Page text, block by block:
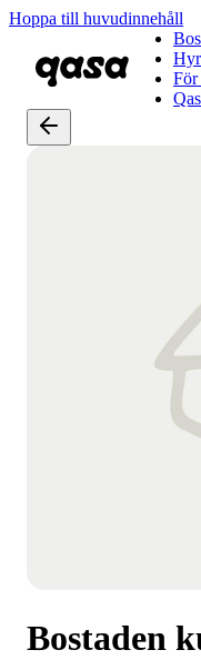
Hoppa till huvudinnehåll
För
Bostaden